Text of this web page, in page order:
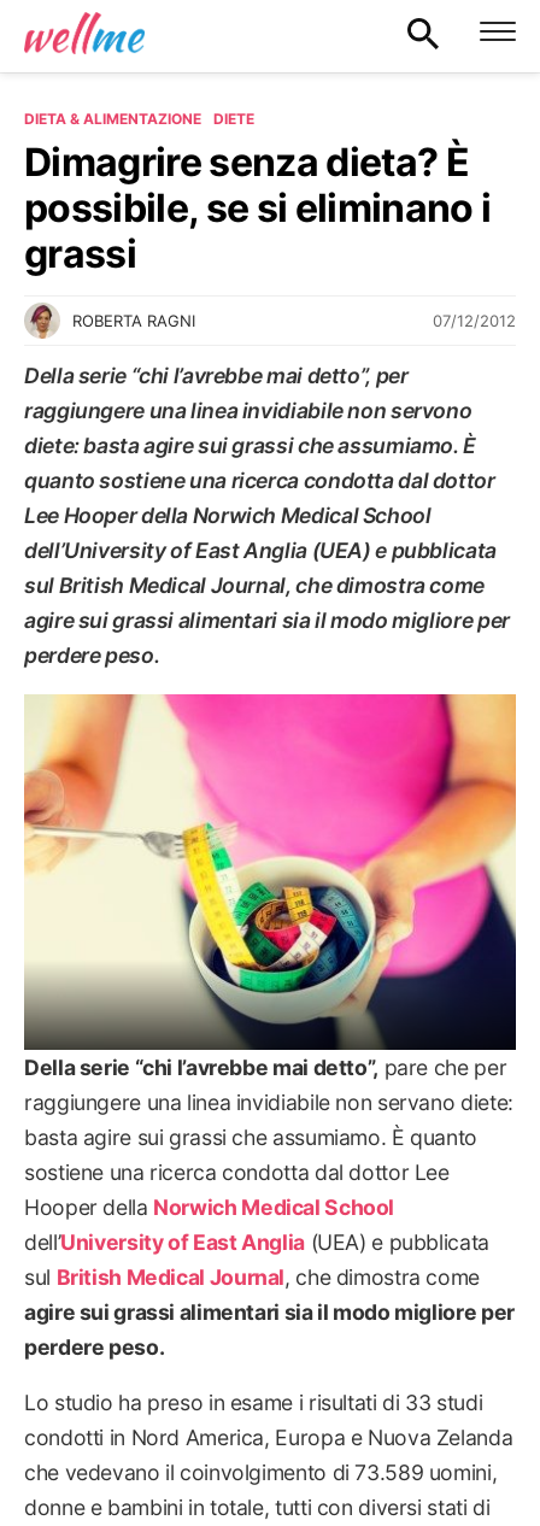
DIETA & ALIMENTAZIONE DIETE
Dimagrire senza dieta? È
possibile, se si eliminano i
grassi
ROBERTA RAGNI 07/12/2012
Della serie “chi l’avrebbe mai detto”, per
raggiungere una linea invidiabile non servono
diete: basta agire sui grassi che assumiamo. È
quanto sostiene una ricerca condotta dal dottor
Lee Hooper della Norwich Medical School
dell’University of East Anglia (UEA) e pubblicata
sul British Medical Journal, che dimostra come
agire sui grassi alimentari sia il modo migliore per
perdere peso.
Della serie “chi l’avrebbe mai detto”, pare che per
raggiungere una linea invidiabile non servano diete:
basta agire sui grassi che assumiamo. È quanto
sostiene una ricerca condotta dal dottor Lee
Hooper della Norwich Medical School
dell’University of East Anglia(UEA) e pubblicata
sul British Medical Journal, che dimostra come
agire sui grassi alimentari sia il modo migliore per
perdere peso.
Lo studio ha preso in esame i risultati di 33 studi
condotti in Nord America, Europa e Nuova Zelanda
che vedevano il coinvolgimento di 73.589 uomini,
donne e bambini in totale, tutti con diversi stati di